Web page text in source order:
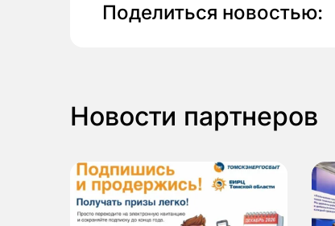
Поделиться новостью:
Новости партнеров